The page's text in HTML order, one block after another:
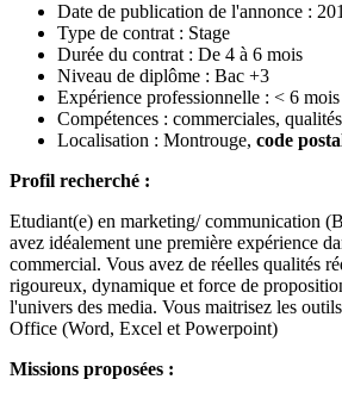
Date de publication de l'annonce :
Type de contrat : Stage
Durée du contrat : De 4 à 6 mois
Niveau de diplôme : Bac +3
Expérience professionnelle : < 6 mois
Compétences : commerciales,
Localisation : Montrouge, code
Profil recherché :
Etudiant(e) en marketing/ communication
avez idéalement une première expérience
commercial. Vous avez de réelles qualités
rigoureux, dynamique et force de
l'univers des media. Vous maitrisez les
Office (Word, Excel et Powerpoint)
Missions proposées :